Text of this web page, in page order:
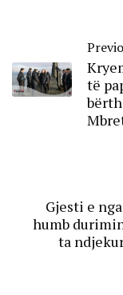
të
Gjesti e
humb
ta